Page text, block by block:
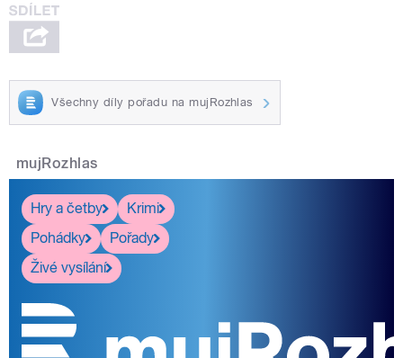
Všechny díly pořadu na mujRozhlas
mujRozhlas
Hry a četby
Krimi
Pohádky
Pořady
Živé vysílání